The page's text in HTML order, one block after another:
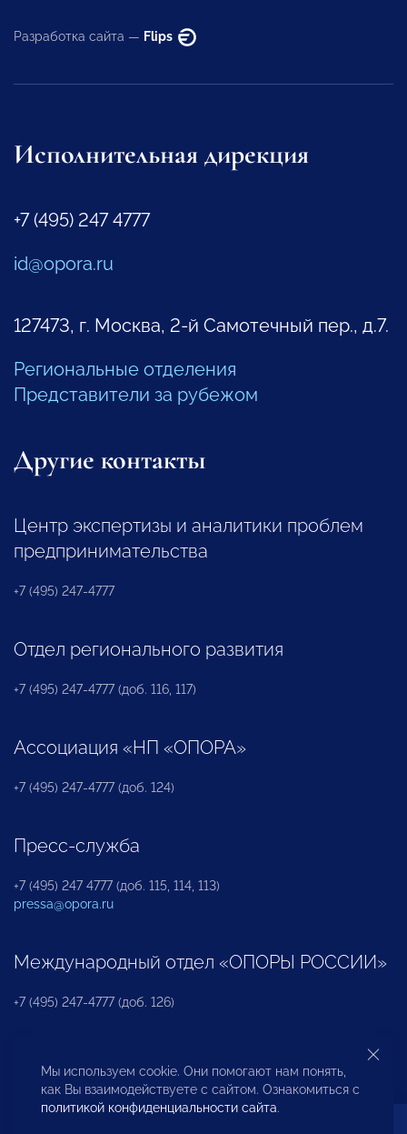
Разработка сайта — Flips
Исполнительная дирекция
+7 (495) 247 4777
id@opora.ru
127473, г. Москва, 2-й Самотечный пер., д.7.
Региональные отделения
Представители за рубежом
Другие контакты
Центр экспертизы и аналитики проблем
предпринимательства
+7 (495) 247-4777
Отдел регионального развития
+7 (495) 247-4777 (доб. 116, 117)
Ассоциация «НП «ОПОРА»
+7 (495) 247-4777 (доб. 124)
Пресс-служба
+7 (495) 247 4777 (доб. 115, 114, 113)
pressa@opora.ru
Международный отдел «ОПОРЫ РОССИИ»
+7 (495) 247-4777 (доб. 126)
Бюро по защите прав предпринимателей и
инвесторов
Мы используем cookie. Они помогают нам понять,
как Вы взаимодействуете с сайтом. Ознакомиться с
политикой конфиденциальности сайта.